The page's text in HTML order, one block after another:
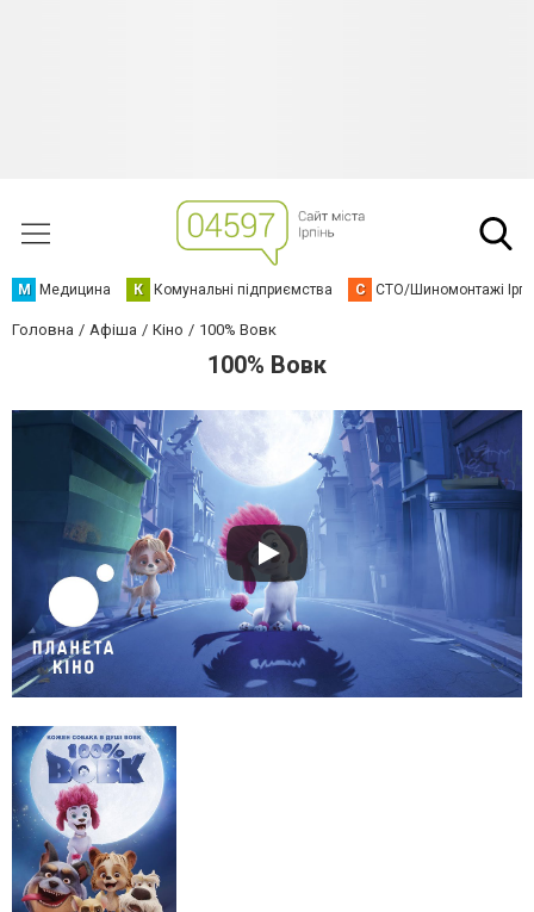
М Медицина К Комунальні підприємства С СТО/Шиномонтажі
Головна Афіша Кіно 100% Вовк
100% Вовк